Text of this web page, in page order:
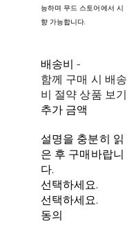
능하며 무드 스토어에서 시
향 가능합니다.
배송비-
함께 구매 시 배송
비 절약 상품 보기
추가 금액
설명을 충분히 읽
은 후 구매바랍니
다.
선택하세요.
선택하세요.
동의